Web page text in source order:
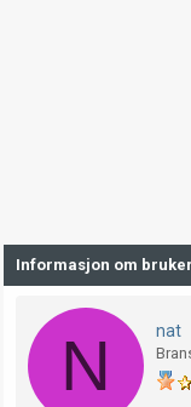
Informasjon om bruker
N nat